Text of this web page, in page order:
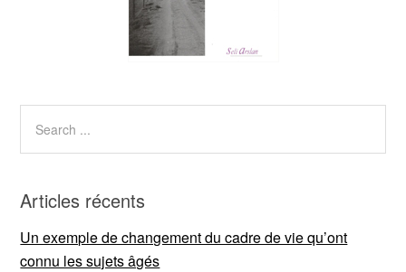
Articles récents
Un exemple de changement du cadre de vie qu’ont
connu les sujets âgés